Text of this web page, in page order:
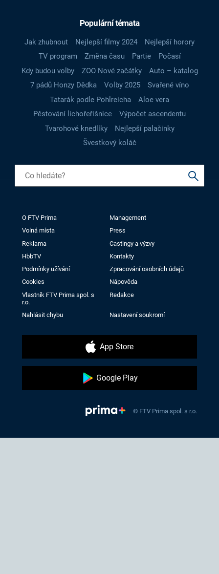
Populární témata
Jak zhubnout Nejlepší filmy 2024
Nejlepší horory
TV program
Změna času Partie
Počasí
Kdy budou volby
ZOO Nové začátky
Auto – katalog
7 pádů Honzy Dědka
Volby 2025
Svařené víno
Tatarák podle Pohlreicha
Aloe vera
Pěstování lichořeřišnice
Výpočet ascendentu
Tvarohové knedlíky
Nejlepší palačinky
Švestkový koláč
O FTV Prima
Management
Volná místa
Press
Reklama
Castingy a výzvy
HbbTV
Kontakty
Podmínky užívání
Zpracování osobních údajů
Cookies
Nápověda
Vlastník FTV Prima spol. s
r.o.
Redakce
Nahlásit chybu Nastavení soukromí
App Store
Google Play
© FTV Prima spol. s r.o.